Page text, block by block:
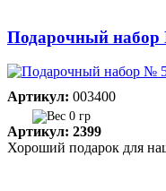
Подарочный
Артикул: 003400
0 гр
Артикул: 2399
Хороший подарок для